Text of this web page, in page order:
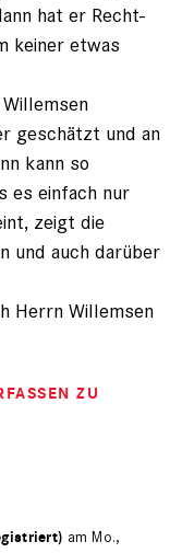
hat er Recht-
keiner etwas
geschätzt und an
kann so
es einfach nur
zeigt die
und auch darüber
Herrn Willemsen
ZU
am Mo.,